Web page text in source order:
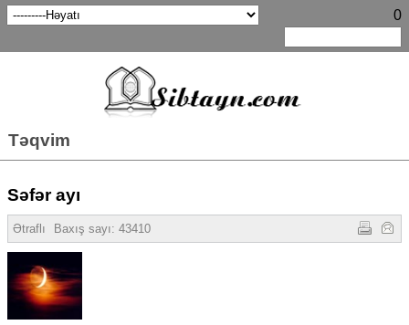
0
Təqvim
Səfər ayı
Ətraflı Baxış sayı: 43410